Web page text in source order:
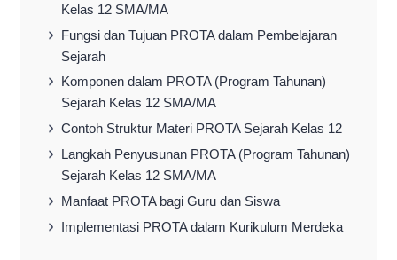
Kelas 12 SMA/MA
Fungsi dan Tujuan PROTA dalam Pembelajaran
Sejarah
Komponen dalam PROTA (Program Tahunan)
Sejarah Kelas 12 SMA/MA
Contoh Struktur Materi PROTA Sejarah Kelas 12
Langkah Penyusunan PROTA (Program Tahunan)
Sejarah Kelas 12 SMA/MA
Manfaat PROTA bagi Guru dan Siswa
Implementasi PROTA dalam Kurikulum Merdeka